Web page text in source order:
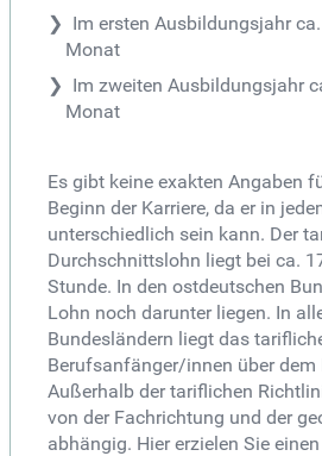
Im ersten Ausbildungsjahr
Monat
Im zweiten Ausbildungsjahr
Monat
Es gibt keine exakten Angaben
Beginn der Karriere, da er in
unterschiedlich sein kann. Der
Durchschnittslohn liegt bei ca.
Stunde. In den ostdeutschen
Lohn noch darunter liegen. In
Bundesländern liegt das
Berufsanfänger/innen über dem
Außerhalb der tariflichen
von der Fachrichtung und der
abhängig. Hier erzielen Sie